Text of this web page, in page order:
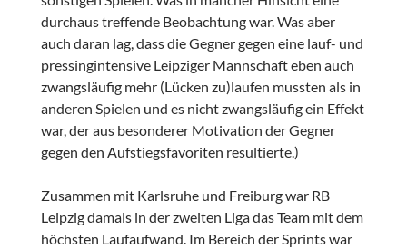
durchaus treffende Beobachtung war. Was aber
auch daran lag, dass die Gegner gegen eine lauf- und
pressingintensive Leipziger Mannschaft eben auch
zwangsläufig mehr (Lücken zu)laufen mussten als in
anderen Spielen und es nicht zwangsläufig ein Effekt
war, der aus besonderer Motivation der Gegner
gegen den Aufstiegsfavoriten resultierte.)
Zusammen mit Karlsruhe und Freiburg war RB
Leipzig damals in der zweiten Liga das Team mit dem
höchsten Laufaufwand. Im Bereich der Sprints war